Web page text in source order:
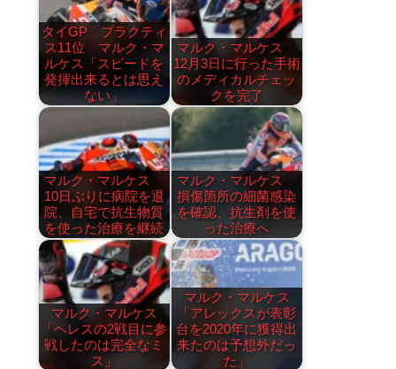
タイGP プラクティ
ス11位 マルク・マ
ルケス「スピードを
発揮出来るとは思え
ない」
マルク・マルケス
12月3日に行った手術
のメディカルチェッ
クを完了
マルク・マルケス
10日ぶりに病院を退
院、自宅で抗生物質
を使った治療を継続
マルク・マルケス
損傷箇所の細菌感染
を確認、抗生剤を使
った治療へ
マルク・マルケス
「ヘレスの2戦目に参
戦したのは完全なミ
ス」
マルク・マルケス
「アレックスが表彰
台を2020年に獲得出
来たのは予想外だっ
た」